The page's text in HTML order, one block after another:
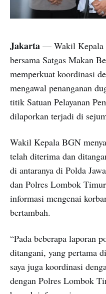
Jakarta — Wakil Kepala
bersama Satgas Makan
memperkuat koordinasi
mengawal penanganan
titik Satuan Pelayanan
dilaporkan terjadi di
Wakil Kepala BGN
telah diterima dan
di antaranya di Polda
dan Polres Lombok
informasi mengenai
bertambah.
“Pada beberapa laporan
ditangani, yang pertama
saya juga koordinasi
dengan Polres Lombok